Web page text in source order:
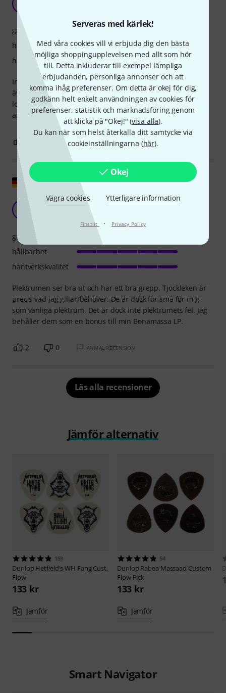
Serveras med kärlek!
Med våra cookies vill vi erbjuda dig den bästa
möjliga shoppingupplevelsen med allt som hör
till. Detta inkluderar till exempel lämpliga
erbjudanden, personliga annonser och att
komma ihåg preferenser. Om detta är okej för dig,
godkänn helt enkelt användningen av cookies för
preferenser, statistik och marknadsföring genom
att klicka på "Okej!" (visa alla).
Du kan när som helst återkalla ditt samtycke via
cookieinställningarna (här).
Okej
Vägra cookies Ytterligare information
Finstilt · Privacy Policy
Inget att göra Jag kan inte vänja mig vid den här storleken,
även om renderingen är väldigt korrekt, och den gyllene
looken är snygg, på den här Signature-versionen är
artikulationen väldigt lätt, men den är för liten för mig...
grepp
hållbarhet
hantverkskvalitet
ANMÄL RECENSION
Visa original
Liten och utsökt
Michael016 22.03.2023
Plektrumen ser bra ut och har ett bra grepp. Tjockleken är
precis vad jag gillar/behöver. De är dock för små för mig
som vanliga plektrum. Det är dock inte plektrumets fel. Jag
behåller dem som en bonus till min Bonamassa LP.
grepp
hållbarhet
hantverkskvalitet
2 0 ANMÄL RECENSION
Läs alla recensioner
Jämför alternativ
153
Dunlop Hetfield's WH Fang Cust.
Flow
133 kr
Jämför
54
Dunlop Rabea Massaad Custom
Flow Pick
133 kr
Jämför
Smart Navigator